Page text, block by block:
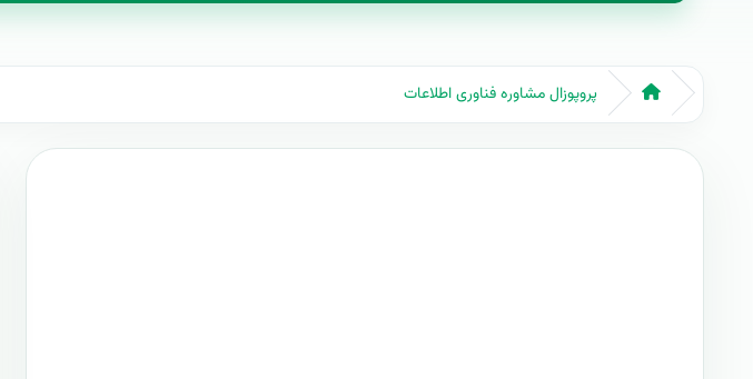
پروپوزال مشاوره فناوری اطلاعات